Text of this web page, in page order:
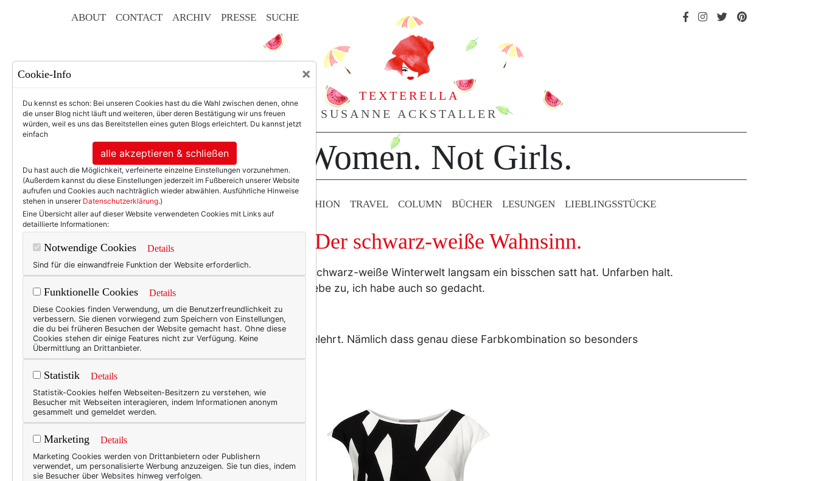
ABOUT CONTACT ARCHIV PRESSE SUCHE
TEXTERELLA
SUSANNE ACKSTALLER
For Women. Not Girls.
BEAUTY & FASHION TRAVEL COLUMN BÜCHER LESUNGEN LIEBLINGS­STÜCKE
Mode am Mittwoch: Der schwarz-weiße Wahnsinn.
Ich kann jeden verstehen, der diese schwarz-weiße Winterwelt langsam ein bisschen satt hat. Unfarben halt.
Was will man da erwarten. Und ich gebe zu, ich habe auch so gedacht.
Bis eben.
Denn da wurde ich eines besseren belehrt. Nämlich dass genau diese Farbkombination so besonders
besonders toll sein.
Cookie-Info ×
Du kennst es schon: Bei unseren Cookies hast du die Wahl zwischen denen, ohne
die unser Blog nicht läuft und weiteren, über deren Bestätigung wir uns freuen
würden, weil es uns das Bereitstellen eines guten Blogs erleichtert. Du kannst jetzt
einfach
alle akzeptieren & schließen
Du hast auch die Möglichkeit, verfeinerte einzelne Einstellungen vorzunehmen.
(Außerdem kannst du diese Einstellungen jederzeit im Fußbereich unserer Website
aufrufen und Cookies auch nachträglich wieder abwählen. Ausführliche Hinweise
stehen in unserer Datenschutzerklärung.)
Eine Übersicht aller auf dieser Website verwendeten Cookies mit Links auf
detaillierte Informationen:
Notwendige Cookies Details
Sind für die einwandfreie Funktion der Website erforderlich.
Funktionelle Cookies Details
Diese Cookies finden Verwendung, um die Benutzerfreundlichkeit zu
verbessern. Sie dienen vorwiegend zum Speichern von Einstellungen,
die du bei früheren Besuchen der Website gemacht hast. Ohne diese
Cookies stehen dir einige Features nicht zur Verfügung. Keine
Übermittlung an Drittanbieter.
Statistik Details
Statistik-Cookies helfen Webseiten-Besitzern zu verstehen, wie
Besucher mit Webseiten interagieren, indem Informationen anonym
gesammelt und gemeldet werden.
Marketing Details
Marketing Cookies werden von Drittanbietern oder Publishern
verwendet, um personalisierte Werbung anzuzeigen. Sie tun dies, indem
sie Besucher über Websites hinweg verfolgen.